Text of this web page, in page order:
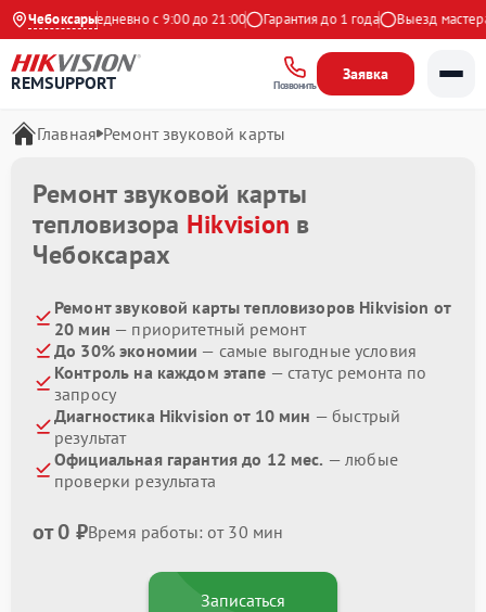
ЧебоксарыЕжедневно с 9:00 до 21:00 Гарантия до 1 года Выезд мастера
REMSUPPORT Позвонить
Заявка
Главная Ремонт звуковой карты
Ремонт звуковой карты
тепловизора Hikvision в
Чебоксарах
Ремонт звуковой карты тепловизоров Hikvision от
20 мин — приоритетный ремонт
До 30% экономии — самые выгодные условия
Контроль на каждом этапе — статус ремонта по
запросу
Диагностика Hikvision от 10 мин — быстрый
результат
Официальная гарантия до 12 мес. — любые
проверки результата
от 0 ₽Время работы: от 30 мин
Записаться